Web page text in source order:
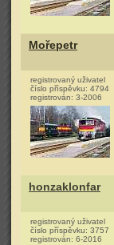
Mořepetr
registrovaný uživatel
číslo příspěvku: 4794
registrován: 3-2006
honzaklonfar
registrovaný uživatel
číslo příspěvku: 3757
registrován: 6-2016